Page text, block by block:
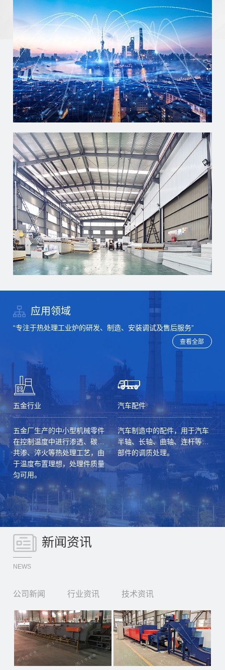
应用领域
“专注于热处理工业炉的研发、制造、安装调试及售后服务”
查看全部
五金行业
五金厂生产的中小型机械零件
在控制温度中进行渗透、碳氮
共渗、淬火等热处理工艺，由
于温度布置理想，处理件质量
匀可用。
汽车配件
汽车制造中的配件，用于汽车
半轴、长轴、曲轴、连杆等零
部件的调质处理。
新闻资讯
NEWS
公司新闻 行业资讯 技术资讯